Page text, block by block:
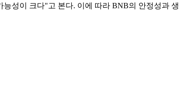
성이 크다"고 본다. 이에 따라 BNB의 안정성과 생